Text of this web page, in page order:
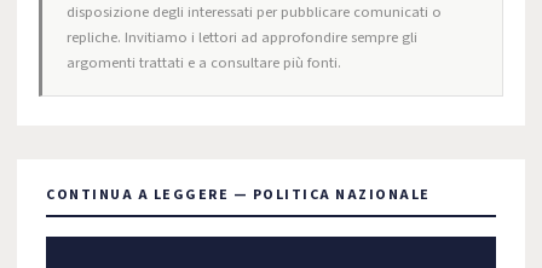
disposizione degli interessati per pubblicare comunicati o
repliche. Invitiamo i lettori ad approfondire sempre gli
argomenti trattati e a consultare più fonti.
CONTINUA A LEGGERE — POLITICA NAZIONALE